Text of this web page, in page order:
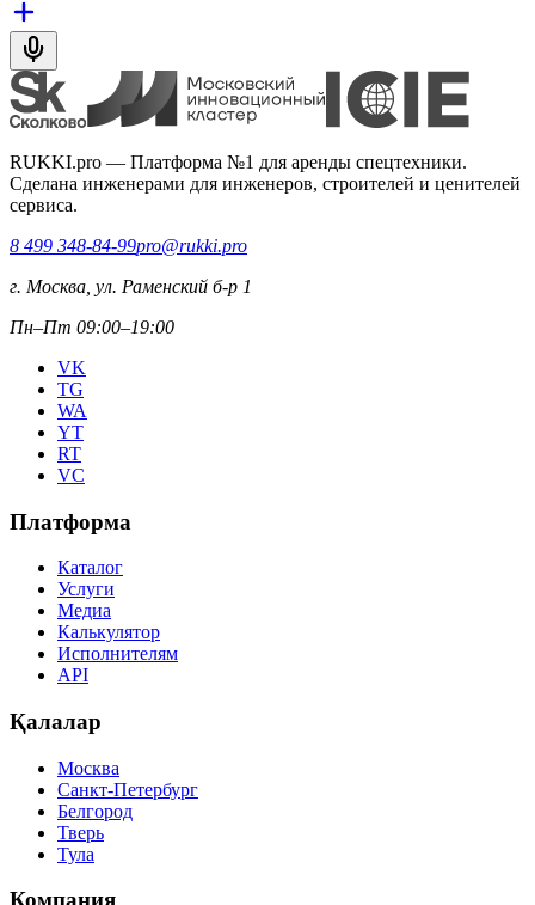
RUKKI.pro — Платформа №1 для аренды спецтехники.
Сделана инженерами для инженеров, строителей и ценителей
сервиса.
8 499 348-84-99pro@rukki.pro
г. Москва, ул. Раменский б-р 1
Пн–Пт 09:00–19:00
VK
TG
WA
YT
RT
VC
Платформа
Каталог
Услуги
Медиа
Калькулятор
Исполнителям
API
Қалалар
Москва
Санкт-Петербург
Белгород
Тверь
Тула